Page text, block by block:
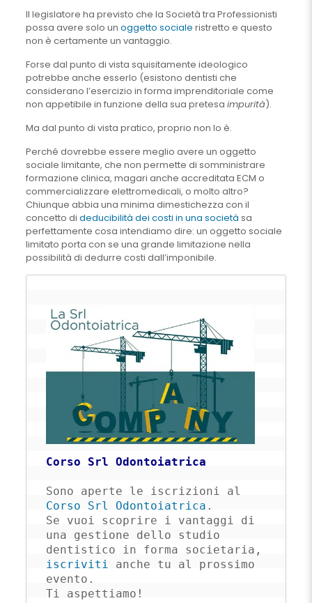
Il legislatore ha previsto che la Società tra Professionisti
possa avere solo un oggetto sociale ristretto e questo
non è certamente un vantaggio.
Forse dal punto di vista squisitamente ideologico
potrebbe anche esserlo (esistono dentisti che
considerano l’esercizio in forma imprenditoriale come
non appetibile in funzione della sua pretesa impurità).
Ma dal punto di vista pratico, proprio non lo è.
Perché dovrebbe essere meglio avere un oggetto
sociale limitante, che non permette di somministrare
formazione clinica, magari anche accreditata ECM o
commercializzare elettromedicali, o molto altro?
Chiunque abbia una minima dimestichezza con il
concetto di deducibilità dei costi in una società sa
perfettamente cosa intendiamo dire: un oggetto sociale
limitato porta con se una grande limitazione nella
possibilità di dedurre costi dall’imponibile.
Corso Srl Odontoiatrica
Corso Srl Odontoiatrica .
Se vuoi scoprire i vantaggi di
una gestione dello studio
iscriviti anche tu al prossimo
evento.
Ti aspettiamo!